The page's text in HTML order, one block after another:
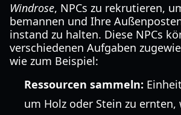
Windrose, NPCs zu rekrutieren,
bemannen und Ihre
instand zu halten. Diese NPCs
verschiedenen Aufgaben
wie zum Beispiel:
Ressourcen sammeln:
um Holz oder Stein zu ernten,